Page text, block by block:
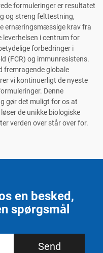
formuleringer er resultatet
og streng felttestning,
ernæringsmæssige krav fra
leverhelsen i centrum for
forbedringer i
(FCR) og immunresistens.
fremragende globale
vi kontinuerligt de nyeste
Denne
gør det muligt for os at
de unikke biologiske
verden over står over for.
en besked,
spørgsmål
Send